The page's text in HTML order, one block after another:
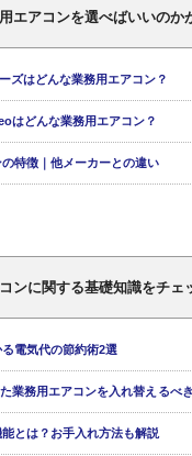
エアコンを選べばいいのか
ズはどんな業務用エアコン？
はどんな業務用エアコン？
特徴｜他メーカーとの違い
ンに関する基礎知識をチェ
電気代の節約術2選
業務用エアコンを入れ替えるべ
とは？お手入れ方法も解説